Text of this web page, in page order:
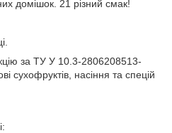
домішок. 21 різний смак!
за ТУ У 10.3-2806208513-
сухофруктів, насіння та спецій